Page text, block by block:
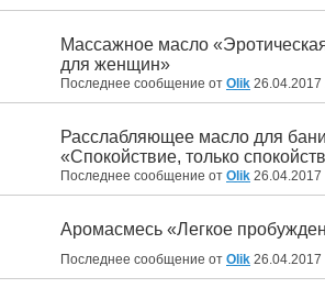
Массажное масло
для женщин»
Последнее сообщение от Olik 26.04.2017
Расслабляющее масло для
«Спокойствие, только
Последнее сообщение от Olik 26.04.2017
Аромасмесь «Легкое
Последнее сообщение от Olik 26.04.2017